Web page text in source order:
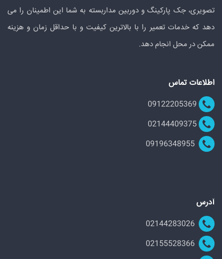
تصویری، جک پارکینگ و دوربین مداربسته به شما این اطمینان را می
دهد که خدمات تعمیر را با بالاترین کیفیت و با حداقل زمان و هزینه
ممکن در محل انجام دهد.
اطلاعات تماس
آدرس